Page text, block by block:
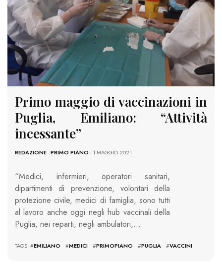
Primo maggio di vaccinazioni in
Puglia, Emiliano: “Attività
incessante”
REDAZIONE-PRIMO PIANO - 1 MAGGIO 2021
“Medici, infermieri, operatori sanitari,
dipartimenti di prevenzione, volontari della
protezione civile, medici di famiglia, sono tutti
al lavoro anche oggi negli hub vaccinali della
Puglia, nei reparti, negli ambulatori,…
TAGS: #EMILIANO #MEDICI #PRIMOPIANO #PUGLIA #VACCINI